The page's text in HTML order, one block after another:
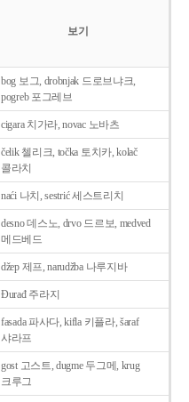
보기
bog 보그, drobnjak 드로브냐크,
pogreb 포그레브
cigara 치가라, novac 노바츠
čelik 첼리크, točka 토치카, kolač
콜라치
naći 나치, sestrić 세스트리치
desno 데스노, drvo 드르보, medved
메드베드
džep 제프, narudžba 나루지바
Ðurađ 주라지
fasada 파사다, kifla 키플라, šaraf
샤라프
gost 고스트, dugme 두그메, krug
크루그